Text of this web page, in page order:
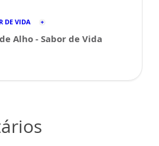
DE VIDA
Alho - Sabor de Vida